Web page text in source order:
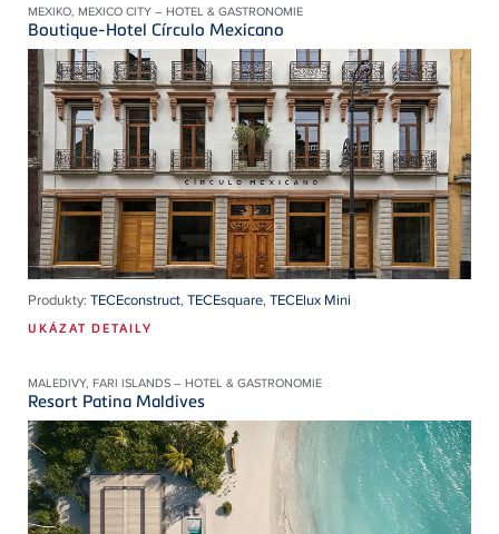
MEXIKO, MEXICO CITY – HOTEL & GASTRONOMIE
Boutique-Hotel Círculo Mexicano
Produkty: TECEconstruct,TECEsquare,TECElux Mini
UKÁZAT DETAILY
MALEDIVY, FARI ISLANDS – HOTEL & GASTRONOMIE
Resort Patina Maldives